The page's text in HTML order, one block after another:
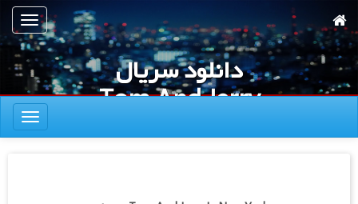
به
محتوای
اصلی
ناوبری
دانلود سریال
Tom And Jerry
In New York
ناوبری